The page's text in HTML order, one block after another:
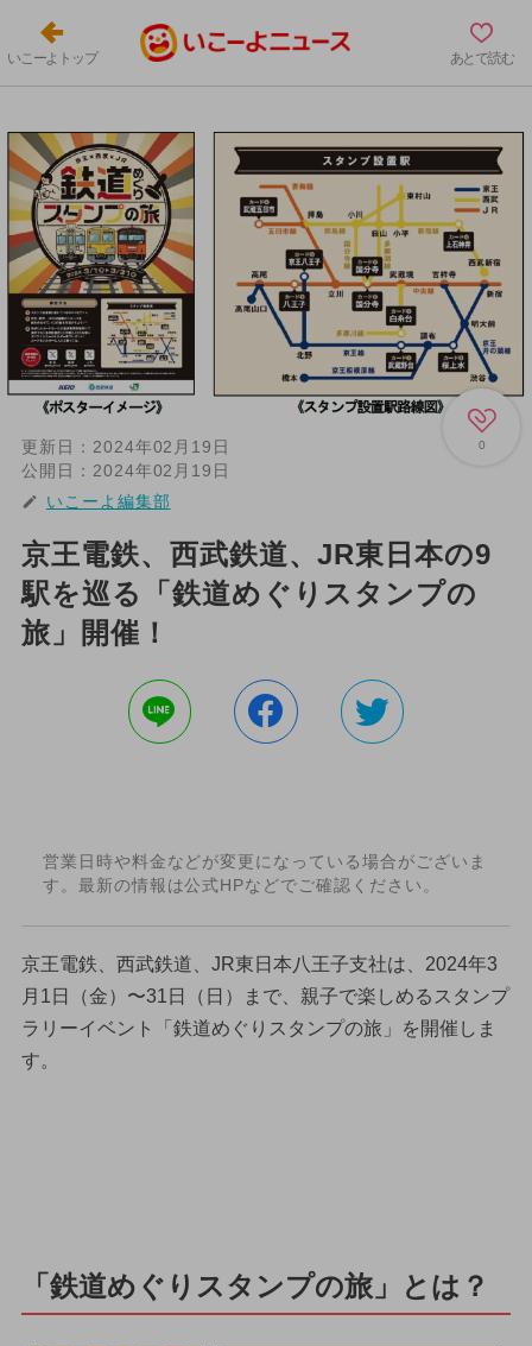
いこーよトップ あとで読む
0
更新日： 2024年02月19日
公開日： 2024年02月19日
いこーよ編集部
京王電鉄、西武鉄道、JR東日本の9
駅を巡る「鉄道めぐりスタンプの
旅」開催！
営業日時や料金などが変更になっている場合がございま
す。最新の情報は公式HPなどでご確認ください。
京王電鉄、西武鉄道、JR東日本八王子支社は、2024年3
月1日（金）〜31日（日）まで、親子で楽しめるスタンプ
ラリーイベント「鉄道めぐりスタンプの旅」を開催しま
す。
「鉄道めぐりスタンプの旅」とは？